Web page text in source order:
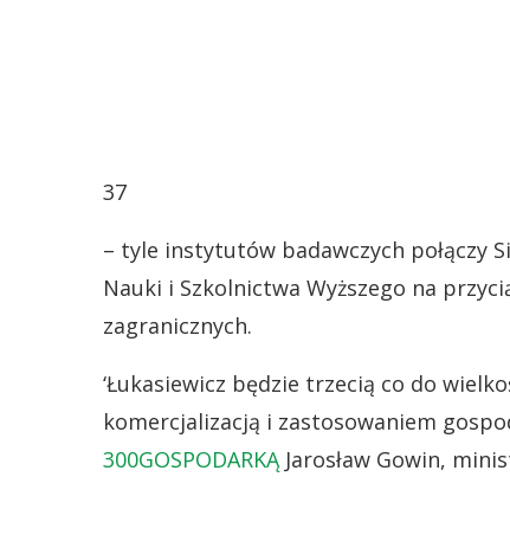
37
– tyle instytutów badawczych połączy
Nauki i Szkolnictwa Wyższego na
zagranicznych.
‘Łukasiewicz będzie trzecią co do
komercjalizacją i zastosowaniem
300GOSPODARKĄJarosław Gowin,